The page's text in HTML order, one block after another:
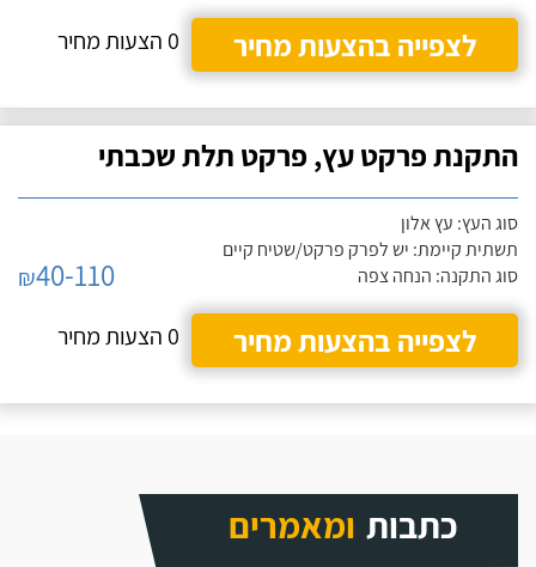
לצפייה בהצעות מחיר
0 הצעות מחיר
התקנת פרקט עץ, פרקט תלת שכבתי
סוג העץ: עץ אלון
תשתית קיימת: יש לפרק פרקט/שטיח קיים
סוג התקנה: הנחה צפה
₪40-110
לצפייה בהצעות מחיר
0 הצעות מחיר
כתבות ומאמרים